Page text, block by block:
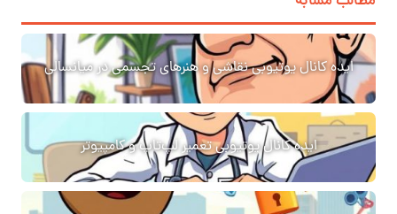
ایده کانال یوتیوبی نقاشی و هنرهای تجسمی در میانسالی
ایده کانال یوتیوبی تعمیر لپ‌تاپ و کامپیوتر